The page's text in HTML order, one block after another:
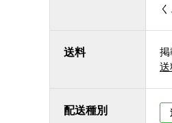
送料
掲
送
配送種別